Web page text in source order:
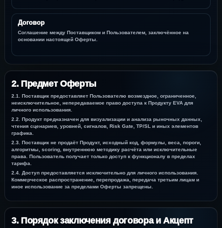
Договор
Соглашение между Поставщиком и Пользователем, заключённое на
основании настоящей Оферты.
2. Предмет Оферты
2.1. Поставщик предоставляет Пользователю возмездное, ограниченное,
неисключительное, непередаваемое право доступа к Продукту EVA для
личного использования.
2.2. Продукт предназначен для визуализации и анализа рыночных данных,
чтения сценариев, уровней, сигналов, Risk Gate, TP/SL и иных элементов
графика.
2.3. Поставщик не продаёт Продукт, исходный код, формулы, веса, пороги,
алгоритмы, scoring, внутреннюю методику расчёта или исключительные
права. Пользователь получает только доступ к функционалу в пределах
тарифа.
2.4. Доступ предоставляется исключительно для личного использования.
Коммерческое распространение, перепродажа, передача третьим лицам и
иное использование за пределами Оферты запрещены.
3. Порядок заключения договора и Акцепт